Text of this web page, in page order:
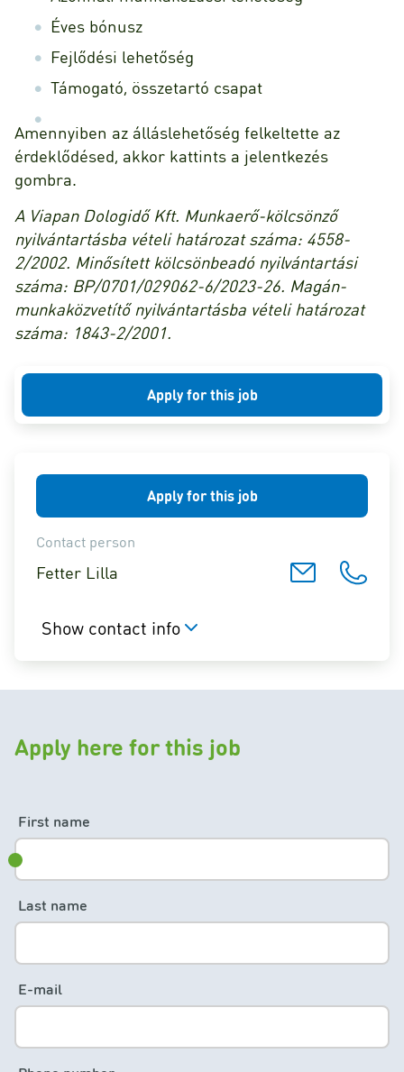
Éves bónusz
Fejlődési lehetőség
Támogató, összetartó csapat
Amennyiben az álláslehetőség felkeltette az
érdeklődésed, akkor kattints a jelentkezés
gombra.
A Viapan Dologidő Kft. Munkaerő-kölcsönző
nyilvántartásba vételi határozat száma: 4558-
2/2002. Minősített kölcsönbeadó nyilvántartási
száma: BP/0701/029062-6/2023-26. Magán-
munkaközvetítő nyilvántartásba vételi határozat
száma: 1843-2/2001.
Apply for this job
Apply for this job
Contact person
Fetter Lilla
Show contact info
Apply here for this job
Last name
First name
E-mail